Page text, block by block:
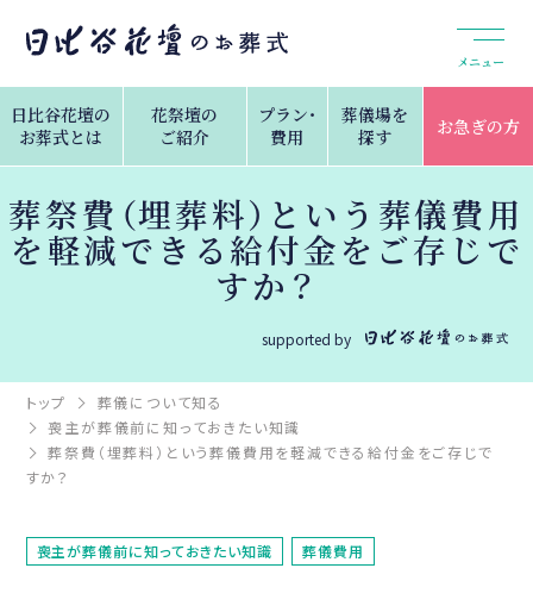
メニュー
日比谷花壇の
お葬式とは
花祭壇の
ご紹介
プラン・
費用
葬儀場を
探す
お急ぎの方
葬祭費（埋葬料）という葬儀費用
を軽減できる給付金をご存じで
すか？
supported by
トップ
葬儀について知る
喪主が葬儀前に知っておきたい知識
葬祭費（埋葬料）という葬儀費用を軽減できる給付金をご存じで
すか？
喪主が葬儀前に知っておきたい知識 葬儀費用